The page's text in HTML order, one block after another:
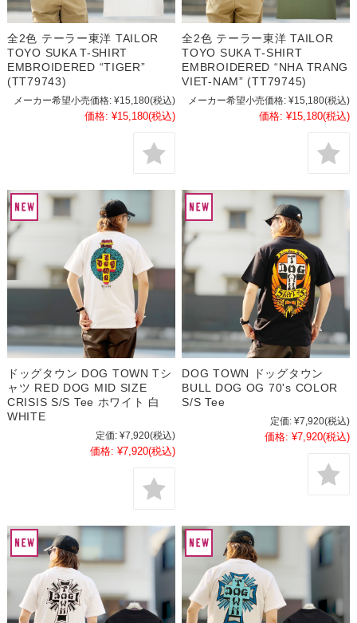
全2色 テーラー東洋 TAILOR
TOYO SUKA T-SHIRT
EMBROIDERED “TIGER”
(TT79743)
メーカー希望小売価格: ¥15,180(税込)
価格: ¥15,180(税込)
全2色 テーラー東洋 TAILOR
TOYO SUKA T-SHIRT
EMBROIDERED “NHA TRANG
VIET-NAM” (TT79745)
メーカー希望小売価格: ¥15,180(税込)
価格: ¥15,180(税込)
ドッグタウン DOG TOWN Tシ
ャツ RED DOG MID SIZE
CRISIS S/S Tee ホワイト 白
WHITE
定価: ¥7,920(税込)
価格: ¥7,920(税込)
DOG TOWN ドッグタウン
BULL DOG OG 70's COLOR
S/S Tee
定価: ¥7,920(税込)
価格: ¥7,920(税込)